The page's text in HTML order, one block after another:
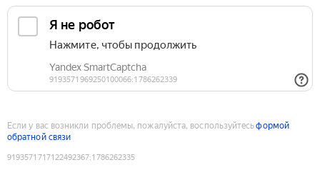
Если у вас возникли проблемы, пожалуйста, воспользуйтесьформой
обратной связи
9193571717122492367:1786262335